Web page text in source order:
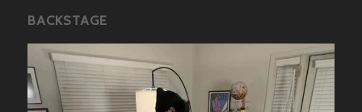
BACKSTAGE